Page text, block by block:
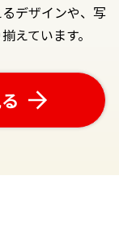
デザインや、写
えています。